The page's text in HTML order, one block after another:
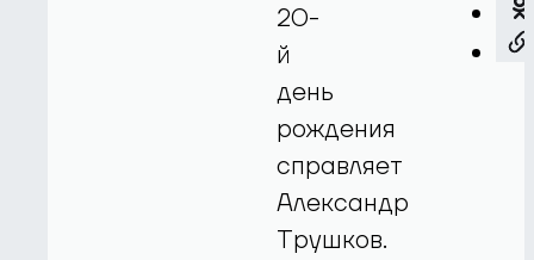
20-
й
день
рождения
справляет
Александр
Трушков.